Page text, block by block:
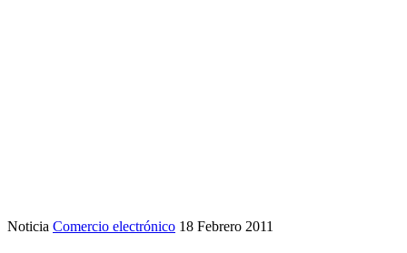
Noticia Comercio electrónico 18 Febrero 2011